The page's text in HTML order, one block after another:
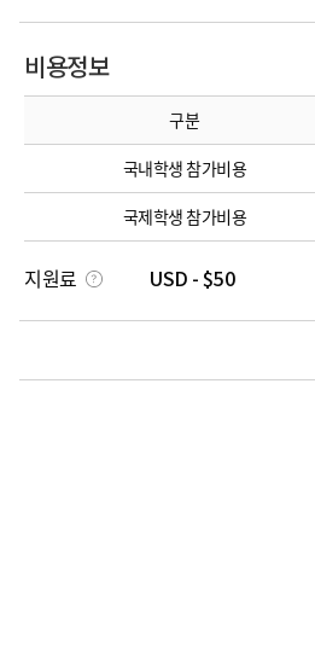
비용정보
구분
국내학생 참가비용
국제학생 참가비용
지원료 USD - $50